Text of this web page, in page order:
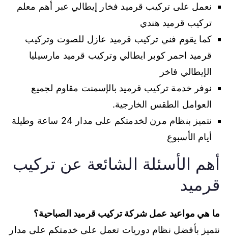
نعمل على تركيب قرميد فخار إيطالي عبر أهم معلم
تركيب قرميد هندي
كما يقوم فني تركيب قرميد عازل للصوت وتركيب
قرميد احمر كوبر ايطالي وتركيب قرميد مارسيليا
الإيطالي فاخر
نوفر خدمة تركيب قرميد بالإسمنت مقاوم لجميع
العوامل الطقس الخارجية.
نتميز بنظام مرن لخدمتكم على مدار 24 ساعة وطيلة
أيام الأسبوع
أهم الأسئلة الشائعة عن تركيب
قرميد
ما هي مواعيد عمل شركة تركيب قرميد الصباحية؟
نتميز بأفضل نظام دوريات تعمل على خدمتكم على مدار